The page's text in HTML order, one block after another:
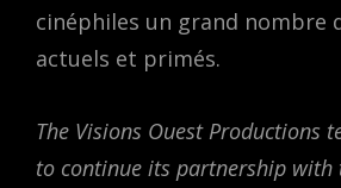
cinéphiles un grand nombre
actuels et primés.
The Visions Ouest Productions
to continue its partnership with